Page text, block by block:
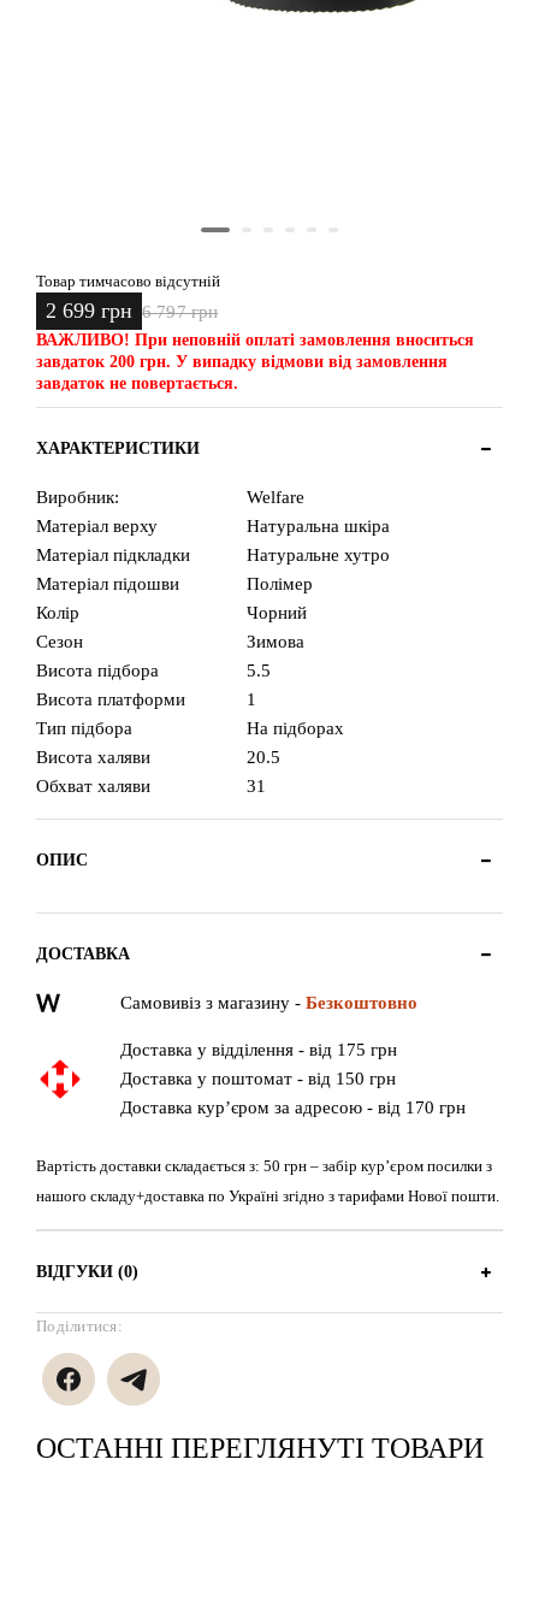
Товар тимчасово відсутній
2 699 грн 6 797 грн
ВАЖЛИВО! При неповній оплаті замовлення вноситься
завдаток 200 грн. У випадку відмови від замовлення
завдаток не повертається.
ХАРАКТЕРИСТИКИ
Виробник:
Welfare
Матеріал верху
Натуральна шкіра
Матеріал підкладки
Натуральне хутро
Матеріал підошви
Полімер
Колір
Чорний
Сезон
Зимова
Висота підбора
5.5
Висота платформи
1
Тип підбора
На підборах
Висота халяви
20.5
Обхват халяви
31
ОПИС
ДОСТАВКА
Самовивіз з магазину - Безкоштовно
Доставка у відділення - від 175 грн
Доставка у поштомат - від 150 грн
Доставка кур’єром за адресою - від 170 грн
Вартість доставки складається з: 50 грн – забір кур’єром посилки з
нашого складу+доставка по Україні згідно з тарифами Нової пошти.
ВІДГУКИ (0)
Поділитися:
ОСТАННІ ПЕРЕГЛЯНУТІ ТОВАРИ